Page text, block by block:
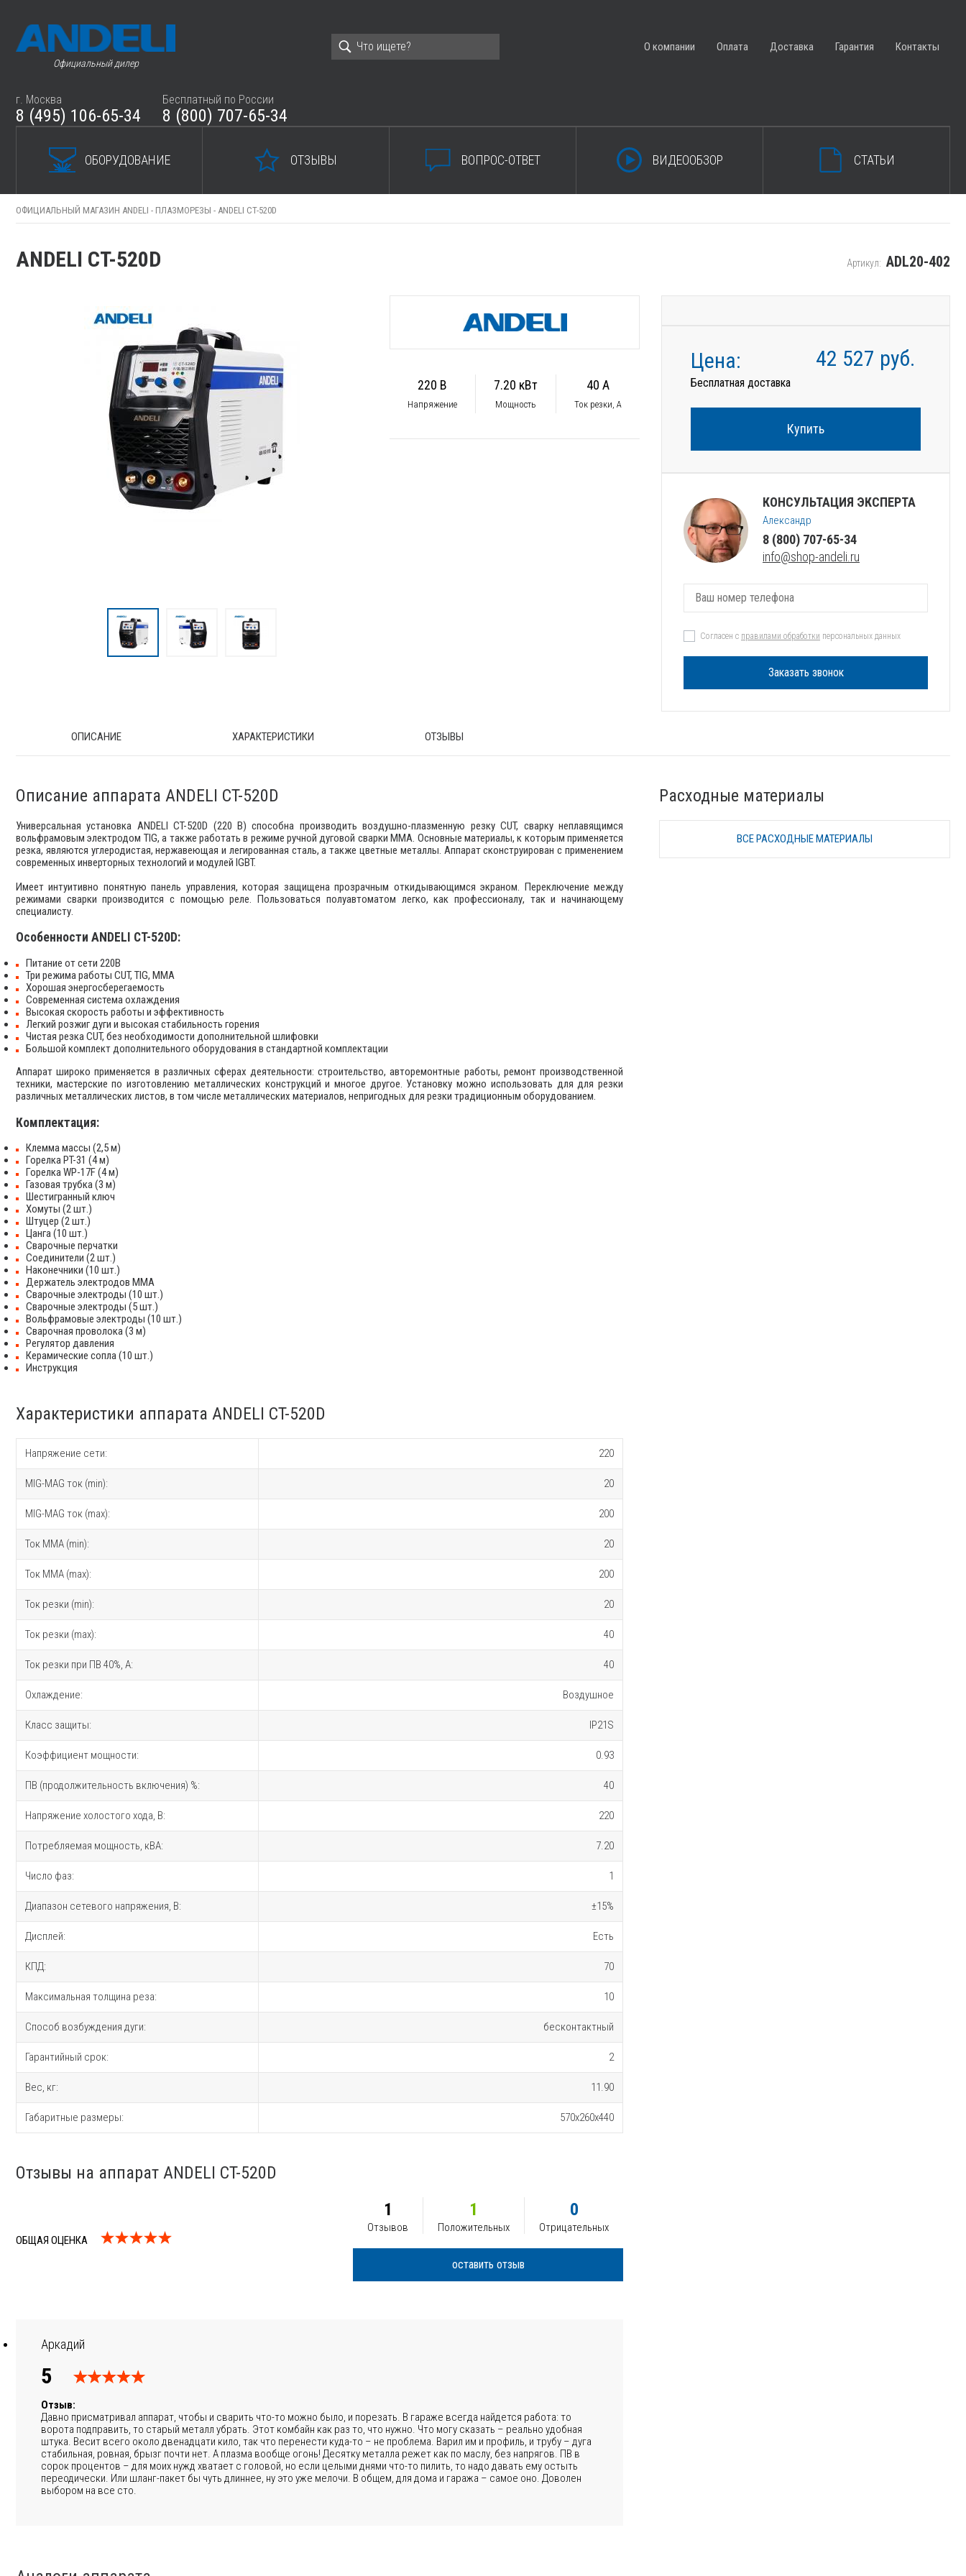
Официальный дилер
О компании Оплата Доставка Гарантия Контакты
г. Москва
8 (495) 106-65-34
Бесплатный по России
8 (800) 707-65-34
ОБОРУДОВАНИЕ ОТЗЫВЫ ВОПРОС-ОТВЕТ ВИДЕООБЗОР СТАТЬИ
ОФИЦИАЛЬНЫЙ МАГАЗИН ANDELI - ПЛАЗМОРЕЗЫ - ANDELI CT-520D
ANDELI CT-520D Артикул: ADL20-402
220 В
Напряжение
7.20 кВт
Мощность
40 А
Ток резки, А
Цена: 42 527 руб.
Бесплатная доставка
Купить
КОНСУЛЬТАЦИЯ ЭКСПЕРТА
Александр
8 (800) 707-65-34
info@shop-andeli.ru
Согласен с правилами обработки персональных данных
Заказать звонок
ОПИСАНИЕ ХАРАКТЕРИСТИКИ ОТЗЫВЫ
Описание аппарата ANDELI CT-520D
Универсальная установка ANDELI CT-520D (220 В) способна производить воздушно-плазменную резку CUT, сварку неплавящимся
вольфрамовым электродом TIG, а также работать в режиме ручной дуговой сварки MMA. Основные материалы, к которым применяется
резка, являются углеродистая, нержавеющая и легированная сталь, а также цветные металлы. Аппарат сконструирован с применением
современных инверторных технологий и модулей IGBT.
Имеет интуитивно понятную панель управления, которая защищена прозрачным откидывающимся экраном. Переключение между
режимами сварки производится с помощью реле. Пользоваться полуавтоматом легко, как профессионалу, так и начинающему
специалисту.
Особенности ANDELI CT-520D:
Питание от сети 220В
Три режима работы CUT, TIG, MMA
Хорошая энергосберегаемость
Современная система охлаждения
Высокая скорость работы и эффективность
Легкий розжиг дуги и высокая стабильность горения
Чистая резка CUT, без необходимости дополнительной шлифовки
Большой комплект дополнительного оборудования в стандартной комплектации
Аппарат широко применяется в различных сферах деятельности: строительство, авторемонтные работы, ремонт производственной
техники, мастерские по изготовлению металлических конструкций и многое другое. Установку можно использовать для для резки
различных металлических листов, в том числе металлических материалов, непригодных для резки традиционным оборудованием.
Комплектация:
Клемма массы (2,5 м)
Горелка PT-31 (4 м)
Горелка WP-17F (4 м)
Газовая трубка (3 м)
Шестигранный ключ
Хомуты (2 шт.)
Штуцер (2 шт.)
Цанга (10 шт.)
Сварочные перчатки
Соединители (2 шт.)
Наконечники (10 шт.)
Держатель электродов MMA
Сварочные электроды (10 шт.)
Сварочные электроды (5 шт.)
Вольфрамовые электроды (10 шт.)
Сварочная проволока (3 м)
Регулятор давления
Керамические сопла (10 шт.)
Инструкция
Характеристики аппарата ANDELI CT-520D
Напряжение сети: 220
MIG-MAG ток (min): 20
MIG-MAG ток (max): 200
Ток MMA (min): 20
Ток MMA (max): 200
Ток резки (min): 20
Ток резки (max): 40
Ток резки при ПВ 40%, A: 40
Охлаждение: Воздушное
Класс защиты: IP21S
Коэффициент мощности: 0.93
ПВ (продолжительность включения) %: 40
Напряжение холостого хода, В: 220
Потребляемая мощность, кВА: 7.20
Число фаз: 1
Диапазон сетевого напряжения, В: ±15%
Дисплей: Есть
КПД: 70
Максимальная толщина реза: 10
Способ возбуждения дуги: бесконтактный
Гарантийный срок: 2
Вес, кг: 11.90
Габаритные размеры: 570x260x440
Отзывы на аппарат ANDELI CT-520D
ОБЩАЯ ОЦЕНКА
1
Отзывов
1
Положительных
0
Отрицательных
оставить отзыв
Аркадий
5
Отзыв:
Давно присматривал аппарат, чтобы и сварить что-то можно было, и порезать. В гараже всегда найдется работа: то
ворота подправить, то старый металл убрать. Этот комбайн как раз то, что нужно. Что могу сказать – реально удобная
штука. Весит всего около двенадцати кило, так что перенести куда-то – не проблема. Варил им и профиль, и трубу – дуга
стабильная, ровная, брызг почти нет. А плазма вообще огонь! Десятку металла режет как по маслу, без напрягов. ПВ в
сорок процентов – для моих нужд хватает с головой, но если целыми днями что-то пилить, то надо давать ему остыть
переодически. Или шланг-пакет бы чуть длиннее, ну это уже мелочи. В общем, для дома и гаража – самое оно. Доволен
выбором на все сто.
Расходные материалы
ВСЕ РАСХОДНЫЕ МАТЕРИАЛЫ
ЗАКРЫТЬ КОРЗИНУ